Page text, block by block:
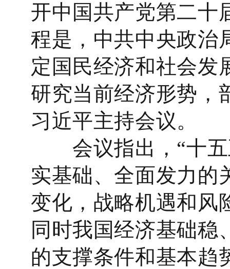
开中国共产党第二十
程是，中共中央政治
定国民经济和社会发
研究当前经济形势，
习近平主持会议。
会议指出，“十五
实基础、全面发力的
变化，战略机遇和风
同时我国经济基础稳
的支撑条件和基本趋